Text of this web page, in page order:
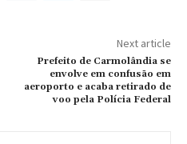
Next article
Prefeito de Carmolândia se
envolve em confusão em
aeroporto e acaba retirado de
voo pela Polícia Federal